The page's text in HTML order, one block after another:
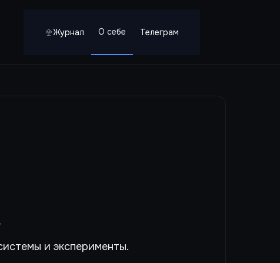
Журнал О себе Телеграм
и эксперименты.